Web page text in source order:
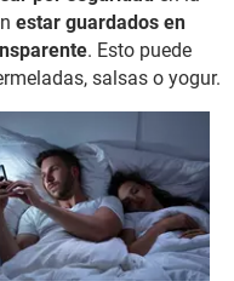
estar guardados en
. Esto puede
salsas o yogur.